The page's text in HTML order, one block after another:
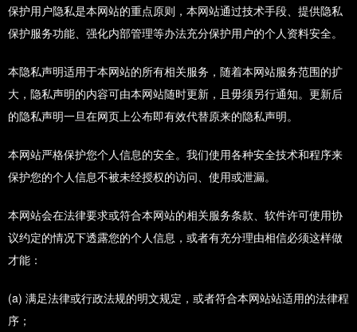
保护用户隐私是本网站的重点原则，本网站通过技术手段、提供隐私
保护服务功能、强化内部管理等办法充分保护用户的个人资料安全。
本隐私声明适用于本网站的所有相关服务，随着本网站服务范围的扩
大，隐私声明的内容可由本网站随时更新，且毋须另行通知。更新后
的隐私声明一旦在网页上公布即有效代替原来的隐私声明。
本网站严格保护您个人信息的安全。我们使用各种安全技术和程序来
保护您的个人信息不被未经授权的访问、使用或泄漏。
本网站会在法律要求或符合本网站的相关服务条款、软件许可使用协
议约定的情况下透露您的个人信息，或者有充分理由相信必须这样做
才能：
(a) 满足法律或行政法规的明文规定，或者符合本网站站适用的法律程
序；